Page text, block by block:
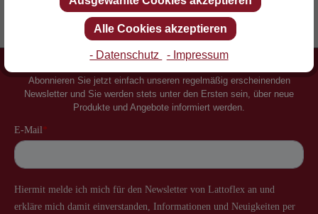
Erfinder des Lattenrostes Mehr als 60 Jahre Erfahrung
Abonnieren Sie jetzt einfach unseren regelmäßig erscheinenden
Newsletter und Sie werden stets unter den Ersten sein, über neue
Produkte und Angebote informiert werden.
Alle Cookies akzeptieren
- Datenschutz - Impressum